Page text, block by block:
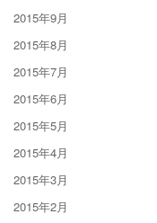
2015年9月
2015年8月
2015年7月
2015年6月
2015年5月
2015年4月
2015年3月
2015年2月